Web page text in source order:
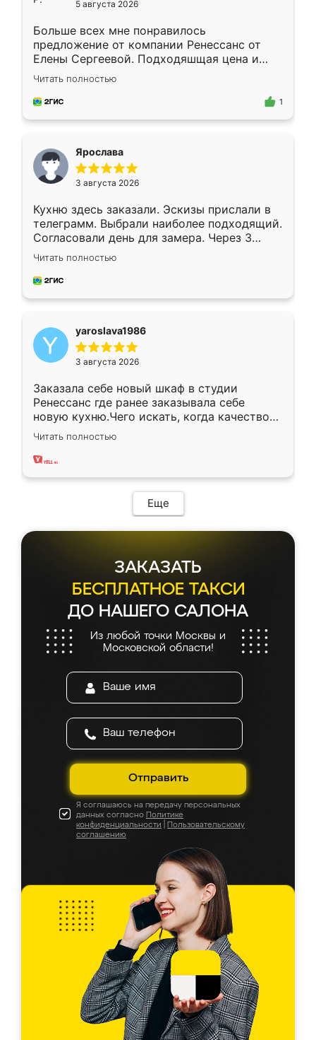
5 августа 2026
Больше всех мне понравилось
предложение от компании Ренессанс от
Елены Сергеевой. Подходяшщая цена и
короткие сроки изготовления. Приехавший
для замера сотрудник Владислав
предложил по моему эскизу самый
Читать полностью
1
Ярослава
3 августа 2026
Кухню здесь заказали. Эскизы прислали в
телеграмм. Выбрали наиболее подходящий.
Согласовали день для замера. Через 3
недели кухня была уже готова. Остались
довольны работой. Спасибо Ренессанс
мебель за качественную работу!
Читать полностью
yaroslava1986
3 августа 2026
Заказала себе новый шкаф в студии
Ренессанс где ранее заказывала себе
новую кухню.Чего искать, когда качеством
вполне довольна. Служит кухня уже почти
два года, нареканий нет.
Читать полностью
Еще
ЗАКАЗАТЬ
БЕСПЛАТНОЕ ТАКСИ
ДО НАШЕГО САЛОНА
Из любой точки Москвы и
Московской области!
Отправить
Я соглашаюсь на передачу персональных
данных согласно Политике
конфиденциальности
Пользовательскому
соглашению